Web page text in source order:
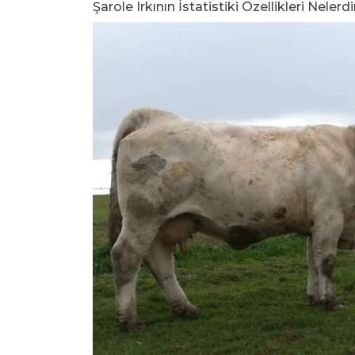
Şarole Irkının İstatistiki Özellikleri